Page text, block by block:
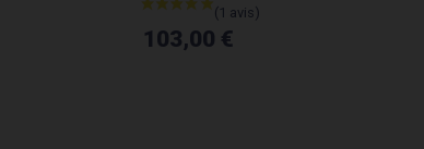
106,00 €